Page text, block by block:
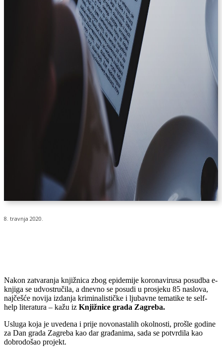
8. travnja 2020.
Nakon zatvaranja knjižnica zbog epidemije koronavirusa posudba e-
knjiga se udvostručila, a dnevno se posudi u prosjeku 85 naslova,
najčešće novija izdanja kriminalističke i ljubavne tematike te self-
help literatura – kažu iz Knjižnice grada Zagreba.
Usluga koja je uvedena i prije novonastalih okolnosti, prošle godine
za Dan grada Zagreba kao dar građanima, sada se potvrdila kao
dobrodošao projekt.